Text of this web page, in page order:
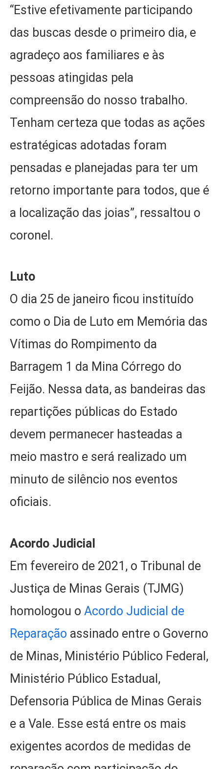
“Estive efetivamente participando
das buscas desde o primeiro dia, e
agradeço aos familiares e às
pessoas atingidas pela
compreensão do nosso trabalho.
Tenham certeza que todas as ações
estratégicas adotadas foram
pensadas e planejadas para ter um
retorno importante para todos, que é
a localização das joias”, ressaltou o
coronel.
Luto
O dia 25 de janeiro ficou instituído
como o Dia de Luto em Memória das
Vítimas do Rompimento da
Barragem 1 da Mina Córrego do
Feijão. Nessa data, as bandeiras das
repartições públicas do Estado
devem permanecer hasteadas a
meio mastro e será realizado um
minuto de silêncio nos eventos
oficiais.
Acordo Judicial
Em fevereiro de 2021, o Tribunal de
Justiça de Minas Gerais (TJMG)
homologou o Acordo Judicial de
Reparação assinado entre o Governo
de Minas, Ministério Público Federal,
Ministério Público Estadual,
Defensoria Pública de Minas Gerais
e a Vale. Esse está entre os mais
exigentes acordos de medidas de